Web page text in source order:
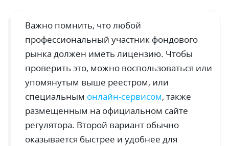
Важно помнить, что любой
профессиональный участник фондового
рынка должен иметь лицензию. Чтобы
проверить это, можно воспользоваться или
упомянутым выше реестром, или
специальным онлайн-сервисом, также
размещенным на официальном сайте
регулятора. Второй вариант обычно
оказывается быстрее и удобнее для